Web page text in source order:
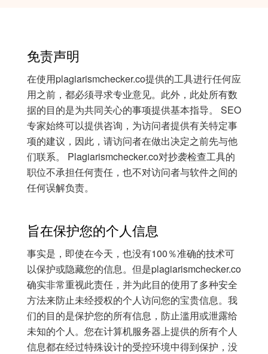
免责声明
在使用plagiarismchecker.co提供的工具进行任何应
用之前，都必须寻求专业意见。此外，此处所有数
据的目的是为共同关心的事项提供基本指导。 SEO
专家始终可以提供咨询，为访问者提供有关特定事
项的建议，因此，请访问者在做出决定之前先与他
们联系。 Plagiarismchecker.co对抄袭检查工具的
职位不承担任何责任，也不对访问者与软件之间的
任何误解负责。
旨在保护您的个人信息
事实是，即使在今天，也没有100％准确的技术可
以保护或隐藏您的信息。但是plagiarismchecker.co
确实非常重视此责任，并为此目的使用了多种安全
方法来防止未经授权的个人访问您的宝贵信息。我
们的目的是保护您的所有信息，防止滥用或泄露给
未知的个人。您在计算机服务器上提供的所有个人
信息都在经过特殊设计的受控环境中得到保护，没